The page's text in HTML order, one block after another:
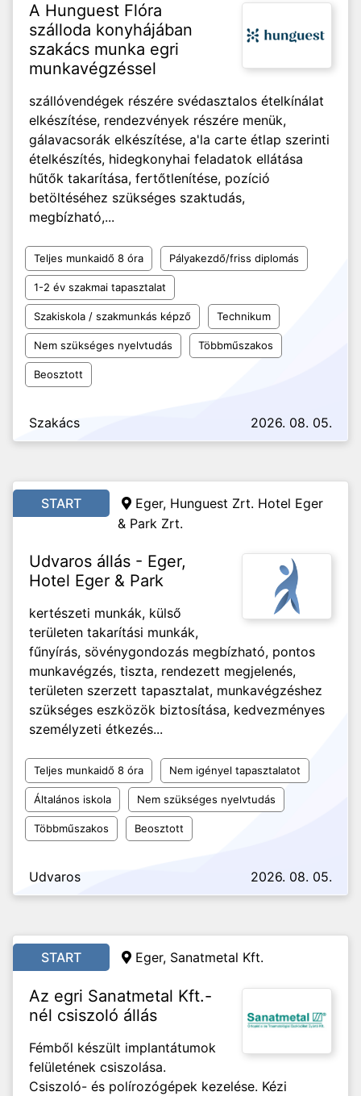
A Hunguest Flóra
szálloda konyhájában
szakács munka egri
munkavégzéssel
szállóvendégek részére svédasztalos ételkínálat
elkészítése, rendezvények részére menük,
gálavacsorák elkészítése, a'la carte étlap szerinti
ételkészítés, hidegkonyhai feladatok ellátása
hűtők takarítása, fertőtlenítése, pozíció
betöltéséhez szükséges szaktudás,
megbízható,...
Teljes munkaidő 8 óra Pályakezdő/friss diplomás
1-2 év szakmai tapasztalat
Szakiskola / szakmunkás képző Technikum
Nem szükséges nyelvtudás Többműszakos
Beosztott
Szakács 2026. 08. 05.
START
Eger, Hunguest Zrt. Hotel Eger
& Park Zrt.
Udvaros állás - Eger,
Hotel Eger & Park
kertészeti munkák, külső
területen takarítási munkák,
fűnyírás, sövénygondozás megbízható, pontos
munkavégzés, tiszta, rendezett megjelenés,
területen szerzett tapasztalat, munkavégzéshez
szükséges eszközök biztosítása, kedvezményes
személyzeti étkezés...
Teljes munkaidő 8 óra Nem igényel tapasztalatot
Általános iskola Nem szükséges nyelvtudás
Többműszakos Beosztott
Udvaros 2026. 08. 05.
START Eger, Sanatmetal Kft.
Az egri Sanatmetal Kft.-
nél csiszoló állás
Fémből készült implantátumok
felületének csiszolása.
Csiszoló- és polírozógépek kezelése. Kézi